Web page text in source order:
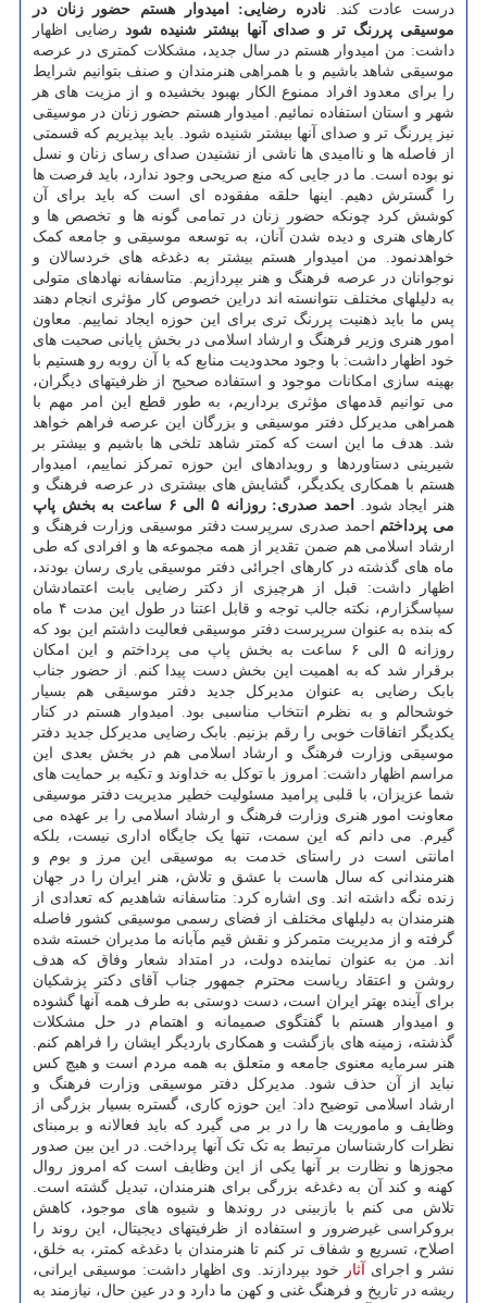
درست عادت کند. نادره رضایی: امیدوار هستم حضور زنان در
موسیقی پررنگ تر و صدای آنها بیشتر شنیده شود رضایی اظهار
داشت: من امیدوار هستم در سال جدید، مشکلات کمتری در عرصه
موسیقی شاهد باشیم و با همراهی هنرمندان و صنف بتوانیم شرایط
را برای معدود افراد ممنوع الکار بهبود بخشیده و از مزیت های هر
شهر و استان استفاده نمائیم. امیدوار هستم حضور زنان در موسیقی
نیز پررنگ تر و صدای آنها بیشتر شنیده شود. باید بپذیریم که قسمتی
از فاصله ها و ناامیدی ها ناشی از نشنیدن صدای رسای زنان و نسل
نو بوده است. ما در جایی که منع صریحی وجود ندارد، باید فرصت ها
را گسترش دهیم. اینها حلقه مفقوده ای است که باید برای آن
کوشش کرد چونکه حضور زنان در تمامی گونه ها و تخصص ها و
کارهای هنری و دیده شدن آنان، به توسعه موسیقی و جامعه کمک
خواهدنمود. من امیدوار هستم بیشتر به دغدغه های خردسالان و
نوجوانان در عرصه فرهنگ و هنر بپردازیم. متاسفانه نهادهای متولی
به دلیلهای مختلف نتوانسته اند دراین خصوص کار مؤثری انجام دهند
پس ما باید ذهنیت پررنگ تری برای این حوزه ایجاد نماییم. معاون
امور هنری وزیر فرهنگ و ارشاد اسلامی در بخش پایانی صحبت های
خود اظهار داشت: با وجود محدودیت منابع که با آن روبه رو هستیم با
بهینه سازی امکانات موجود و استفاده صحیح از ظرفیتهای دیگران،
می توانیم قدمهای مؤثری برداریم، به طور قطع این امر مهم با
همراهی مدیرکل دفتر موسیقی و بزرگان این عرصه فراهم خواهد
شد. هدف ما این است که کمتر شاهد تلخی ها باشیم و بیشتر بر
شیرینی دستاوردها و رویدادهای این حوزه تمرکز نماییم، امیدوار
هستم با همکاری یکدیگر، گشایش های بیشتری در عرصه فرهنگ و
هنر ایجاد شود.
احمد صدری: روزانه ۵ الی ۶ ساعت به بخش پاپ
می پرداختم
احمد صدری سرپرست دفتر موسیقی وزارت فرهنگ و
ارشاد اسلامی هم ضمن تقدیر از همه مجموعه ها و افرادی که طی
ماه های گذشته در کارهای اجرائی دفتر موسیقی یاری رسان بودند،
اظهار داشت: قبل از هرچیزی از دکتر رضایی بابت اعتمادشان
سپاسگزارم، نکته جالب توجه و قابل اعتنا در طول این مدت ۴ ماه
که بنده به عنوان سرپرست دفتر موسیقی فعالیت داشتم این بود که
روزانه ۵ الی ۶ ساعت به بخش پاپ می پرداختم و این امکان
برقرار شد که به اهمیت این بخش دست پیدا کنم. از حضور جناب
بابک رضایی به عنوان مدیرکل جدید دفتر موسیقی هم بسیار
خوشحالم و به نظرم انتخاب مناسبی بود. امیدوار هستم در کنار
یکدیگر اتفاقات خوبی را رقم بزنیم. بابک رضایی مدیرکل جدید دفتر
موسیقی وزارت فرهنگ و ارشاد اسلامی هم در بخش بعدی این
مراسم اظهار داشت: امروز با توکل به خداوند و تکیه بر حمایت های
شما عزیزان، با قلبی پرامید مسئولیت خطیر مدیریت دفتر موسیقی
معاونت امور هنری وزارت فرهنگ و ارشاد اسلامی را بر عهده می
گیرم. می دانم که این سمت، تنها یک جایگاه اداری نیست، بلکه
امانتی است در راستای خدمت به موسیقی این مرز و بوم و
هنرمندانی که سال هاست با عشق و تلاش، هنر ایران را در جهان
زنده نگه داشته اند. وی اشاره کرد: متاسفانه شاهدیم که تعدادی از
هنرمندان به دلیلهای مختلف از فضای رسمی موسیقی کشور فاصله
گرفته و از مدیریت متمرکز و نقش قیم مآبانه ما مدیران خسته شده
اند. من به عنوان نماینده دولت، در امتداد شعار وفاق که هدف
روشن و اعتقاد ریاست محترم جمهور جناب آقای دکتر پزشکیان
برای آینده بهتر ایران است، دست دوستی به طرف همه آنها گشوده
و امیدوار هستم با گفتگوی صمیمانه و اهتمام در حل مشکلات
گذشته، زمینه های بازگشت و همکاری باردیگر ایشان را فراهم کنم.
هنر سرمایه معنوی جامعه و متعلق به همه مردم است و هیچ کس
نباید از آن حذف شود. مدیرکل دفتر موسیقی وزارت فرهنگ و
ارشاد اسلامی توضیح داد: این حوزه کاری، گستره بسیار بزرگی از
وظایف و ماموریت ها را در بر می گیرد که باید فعالانه و برمبنای
نظرات کارشناسان مرتبط به تک تک آنها پرداخت. در این بین صدور
مجوزها و نظارت بر آنها یکی از این وظایف است که امروز روال
کهنه و کند آن به دغدغه بزرگی برای هنرمندان، تبدیل گشته است.
تلاش می کنم با بازبینی در روندها و شیوه های موجود، کاهش
بروکراسی غیرضرور و استفاده از ظرفیتهای دیجیتال، این روند را
اصلاح، تسریع و شفاف تر کنم تا هنرمندان با دغدغه کمتر، به خلق،
نشر و اجرای
آثار
خود بپردازند. وی اظهار داشت: موسیقی ایرانی،
ریشه در تاریخ و فرهنگ غنی و کهن ما دارد و در عین حال، نیازمند به